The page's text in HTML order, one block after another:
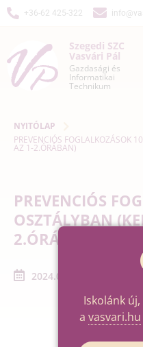
+36-62 425-322
Szegedi SZC
Vasvári Pál
Gazdasági és
Informatikai
Technikum
NYITÓLAP
PREVENCIÓS FOGLALKOZÁSOK
AZ 1-2.ÓRÁBAN)
PREVENCIÓS
OSZTÁLYBAN
2.ÓRÁBAN)
2024.01.09. - 2024.01.30.
Iskolánk
a vasvari.hu